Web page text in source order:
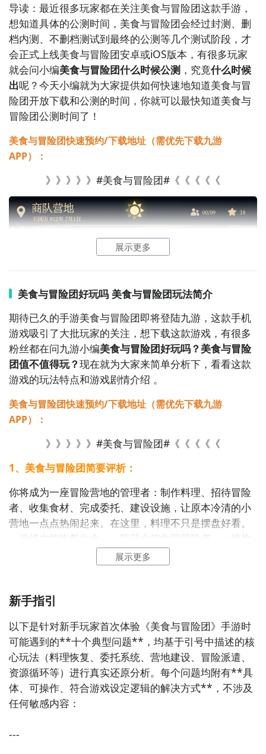
最直接的方法就是到九游APP进行下载，九游APP提供
海量的精品游戏下载，
在九游客户端搜索栏中输入美食与冒险团进行搜索，点
击进入到游戏专区中，如图所示：如图所示，这样你就
不用四处寻求游戏下载包，简简单单的两步你就可以安
装了，同时​还有大量的安卓手机游戏攻略。
九游APP下载【高速下载】
好了，小编为大家大家提供了这两种教程是下载美食与
冒险团最为直接方法哦，不知道大家有没有清楚的知道
呢？想要了解更多精彩内容，不妨多多关注
导读：最近很多玩家都在关注美食与冒险团这款手游，
想知道具体的公测时间，美食与冒险团会经过封测、删
档内测、不删档测试到最终的公测等几个测试阶段，才
会正式上线美食与冒险团安卓或iOS版本，有很多玩家
就会问小编美食与冒险团什么时候公测，究竟什么时候
出呢？今天小编就为大家提供如何快速地知道美食与冒
险团开放下载和公测的时间，你就可以最快知道美食与
冒险团公测时间了！
美食与冒险团快速预约/下载地址（需优先下载九游
APP）：
》》》》》#美食与冒险团#《《《《《
展示更多
美食与冒险团好玩吗 美食与冒险团玩法简介
期待已久的手游美食与冒险团即将登陆九游，这款手机
游戏吸引了大批玩家的关注，想下载这款游戏，有很多
粉丝都在问九游小编美食与冒险团好玩吗？美食与冒险
团值不值得玩？现在就为大家来简单分析下，看看这款
游戏的玩法特点和游戏剧情介绍 。
美食与冒险团快速预约/下载地址（需优先下载九游
APP）：
》》》》》#美食与冒险团#《《《《《
1、美食与冒险团简要评析：
你将成为一座冒险营地的管理者：制作料理、招待冒险
者、收集食材、完成委托、建设设施，让原本冷清的小
营地一点点热闹起来。在这里，料理不只是摆盘好看。
一份烤肉能恢复生命，一瓶药水能救回冒险者，一顿饱
饭也许就是下一次冒险成功的关键。招募伙伴，升级营
地，解锁食谱，派遣冒险者前往森林、洞穴与未知区
个世界的小故事。
2、美食与冒险团图片欣赏：
展示更多
新手指引
以下是针对新手玩家首次体验《美食与冒险团》手游时
可能遇到的**十个典型问题**，均基于引号中描述的核
心玩法（料理恢复、委托系统、营地建设、冒险派遣、
资源循环等）进行真实还原分析。每个问题均附有**具
体、可操作、符合游戏设定逻辑的解决方式**，不涉及
任何敏感内容：
---